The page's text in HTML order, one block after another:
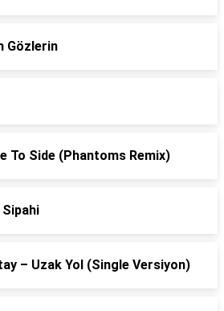
Gözlerin
To Side (Phantoms Remix)
– Uzak Yol (Single Versiyon)